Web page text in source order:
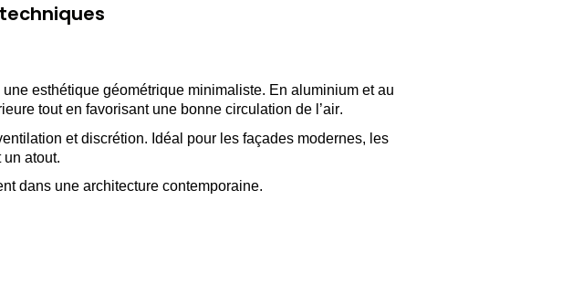
esthétique géométrique minimaliste. En aluminium et au
tout en favorisant une bonne circulation de l’air.
et discrétion. Idéal pour les façades modernes, les
atout.
dans une architecture contemporaine.